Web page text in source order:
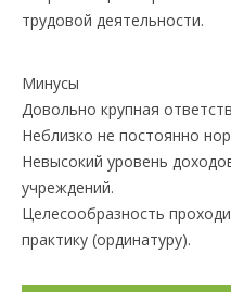
трудовой деятельности.
Минусы
Довольно крупная
Неблизко не постоянно
Невысокий уровень
учреждений.
Целесообразность
практику (ординатуру).